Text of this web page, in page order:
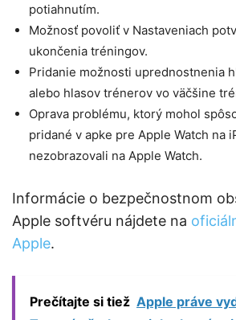
potiahnutím.
Možnosť povoliť v Nastaveniach
ukončenia tréningov.
Pridanie možnosti uprednostnenia
alebo hlasov trénerov vo väčšine
Oprava problému, ktorý mohol
pridané v apke pre Apple Watch na
nezobrazovali na Apple Watch.
Informácie o bezpečnostnom
Apple softvéru nájdete na
Apple.
Prečítajte si tiež Apple práve